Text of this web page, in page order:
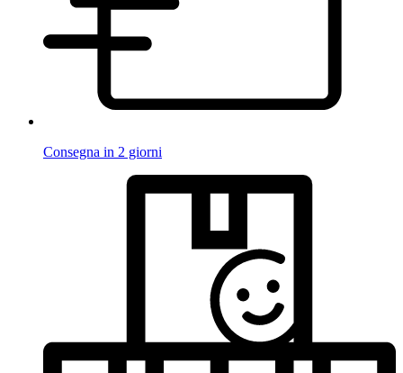
Consegna in 2 giorni